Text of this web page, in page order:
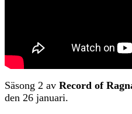
Säsong 2 av Record of
den 26 januari.